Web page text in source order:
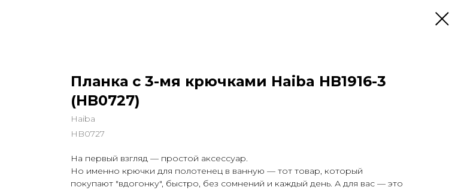
Планка с 3-мя крючками Haiba HB1916-3
(HB0727)
Haiba
HB0727
На первый взгляд — простой аксессуар.
Но именно крючки для полотенец в ванную — тот товар, который
покупают "вдогонку", быстро, без сомнений и каждый день. А для вас — это